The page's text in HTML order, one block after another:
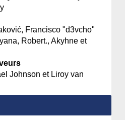
Francisco "d3vcho"
Robert., Akyhne et
Johnson et Liroy van